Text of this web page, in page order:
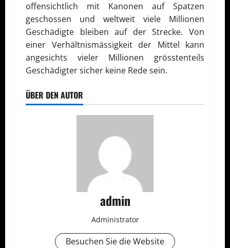
offensichtlich mit Kanonen auf Spatzen
geschossen und weltweit viele Millionen
Geschädigte bleiben auf der Strecke. Von
einer Verhältnismässigkeit der Mittel kann
angesichts vieler Millionen grösstenteils
Geschädigter sicher keine Rede sein.
ÜBER DEN AUTOR
admin
Administrator
Besuchen Sie die Website